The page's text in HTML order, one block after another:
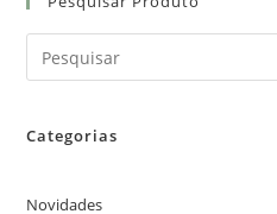
Categorias
Novidades